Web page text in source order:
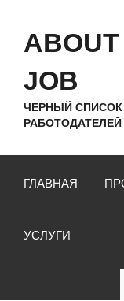
ABOUT
JOB
ЧЕРНЫЙ СПИСОК
РАБОТОДАТЕЛЕЙ
ГЛАВНАЯ
УСЛУГИ